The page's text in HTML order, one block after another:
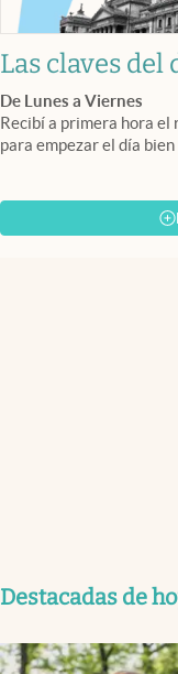
Las claves del
De Lunes a Viernes
Recibí a primera hora el
para empezar el día bien
Destacadas de